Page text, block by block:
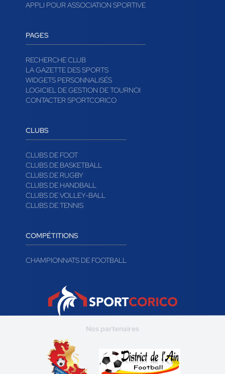
APPLI POUR ASSOCIATION SPORTIVE
PAGES
RECHERCHE CLUB
LA GAZETTE DES SPORTS
WIDGETS PERSONNALISÉS
LOGICIEL DE GESTION DE TOURNOI
CONTACTER SPORTCORICO
CLUBS
CLUBS DE FOOT
CLUBS DE BASKETBALL
CLUBS DE RUGBY
CLUBS DE HANDBALL
CLUBS DE VOLLEY-BALL
CLUBS DE TENNIS
COMPÉTITIONS
CHAMPIONNATS DE FOOTBALL
Nos partenaires